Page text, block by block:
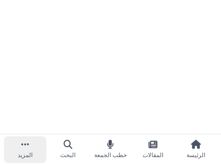
الرئيسة المقالات خطب الجمعة البحث المزيد